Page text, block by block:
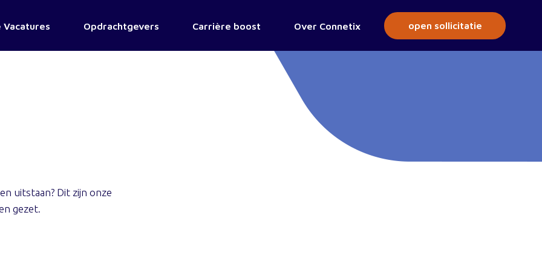
Vacatures Opdrachtgevers Carrière boost Over Connetix open sollicitatie
uitstaan? Dit zijn onze
gezet.